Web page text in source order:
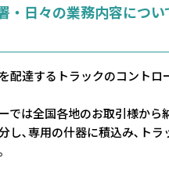
・日々の業務内容につい
配達するトラックのコントロ
では全国各地のお取引様から
し､専用の什器に積込み､トラ